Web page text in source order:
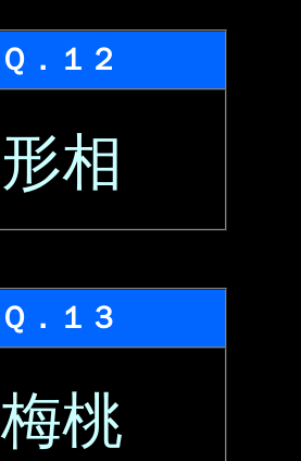
Ｑ．１２
形相
Ｑ．１３
梅桃